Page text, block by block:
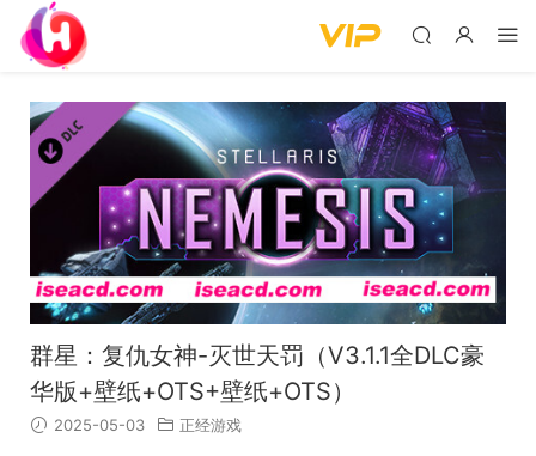
群星：复仇女神-灭世天罚（V3.1.1全DLC豪
华版+壁纸+OTS+壁纸+OTS）
2025-05-03 正经游戏